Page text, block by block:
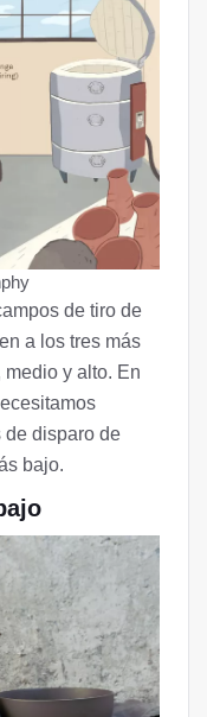
de tiro de
a los tres más
y alto. En
de disparo de
bajo.